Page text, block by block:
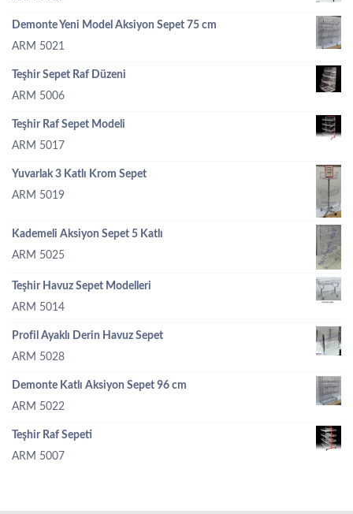
Demonte Yeni Model Aksiyon Sepet 75 cm
ARM 5021
Teşhir Sepet Raf Düzeni
ARM 5006
Teşhir Raf Sepet Modeli
ARM 5017
Yuvarlak 3 Katlı Krom Sepet
ARM 5019
Kademeli Aksiyon Sepet 5 Katlı
ARM 5025
Teşhir Havuz Sepet Modelleri
ARM 5014
Profil Ayaklı Derin Havuz Sepet
ARM 5028
Demonte Katlı Aksiyon Sepet 96 cm
ARM 5022
Teşhir Raf Sepeti
ARM 5007